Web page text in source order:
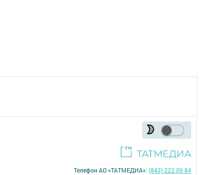
Телефон АО «ТАТМЕДИА»:(843) 222 09 84